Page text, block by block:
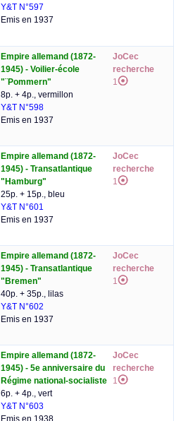
Y&T N°597
Emis en 1937
Empire allemand (1872-
1945) - Voilier-école
"¨Pommern"
8p. + 4p., vermillon
Y&T N°598
Emis en 1937
JoCec
recherche
1
Empire allemand (1872-
1945) - Transatlantique
"Hamburg"
25p. + 15p., bleu
Y&T N°601
Emis en 1937
JoCec
recherche
1
Empire allemand (1872-
1945) - Transatlantique
"Bremen"
40p. + 35p., lilas
Y&T N°602
Emis en 1937
JoCec
recherche
1
Empire allemand (1872-
1945) - 5e anniversaire du
Régime national-socialiste
6p. + 4p., vert
Y&T N°603
Emis en 1938
JoCec
recherche
1